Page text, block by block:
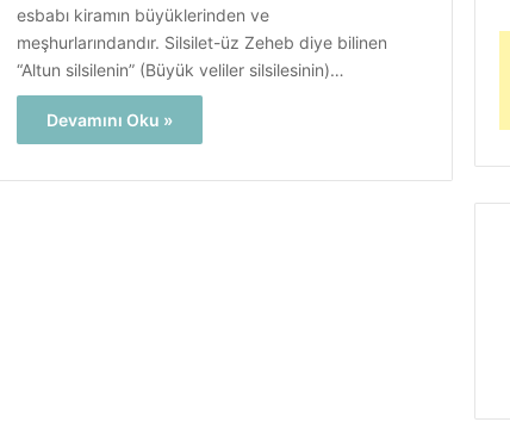
esbabı kiramın büyüklerinden ve
meşhurlarındandır. Silsilet-üz Zeheb diye bilinen
“Altun silsilenin” (Büyük veliler silsilesinin)…
Devamını Oku »